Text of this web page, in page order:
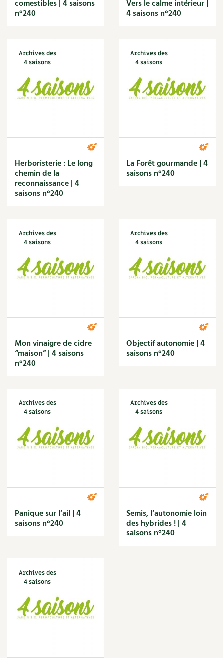
Carnets de saison
Dossier4 saisons
Actualités
Tous au jardin ! avec Pascal
Secrets d'abonné
L'autonomie au jardin en 12 leçons
Tous au jardin ! | RCF
comestibles | 4 saisons
n°240
Vers le calme intérieur |
4 saisons n°240
Archives des
4 saisons
Herboristerie : Le long
chemin de la
reconnaissance | 4
saisons n°240
Archives des
4 saisons
La Forêt gourmande | 4
saisons n°240
Archives des
4 saisons
Mon vinaigre de cidre
“maison” | 4 saisons
n°240
Archives des
4 saisons
Objectif autonomie | 4
saisons n°240
Archives des
4 saisons
Panique sur l’ail | 4
saisons n°240
Archives des
4 saisons
Semis, l’autonomie loin
des hybrides ! | 4
saisons n°240
Archives des
4 saisons